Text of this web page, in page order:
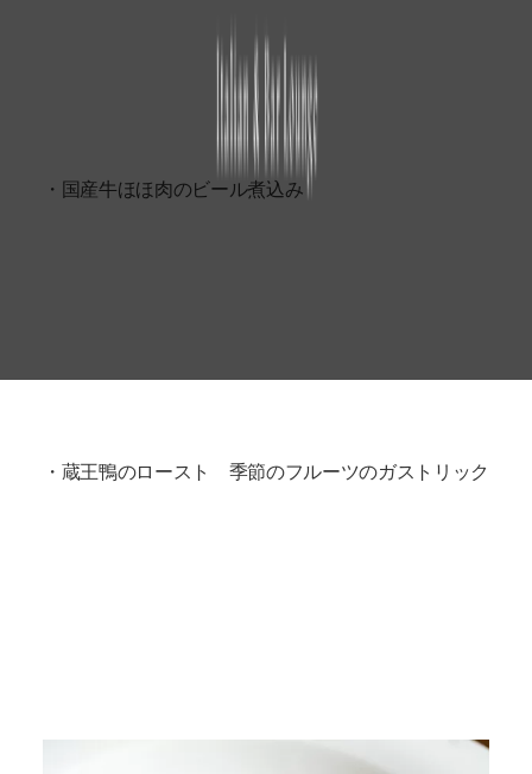
・国産牛ほほ肉のビール煮込み
・蔵王鴨のロースト 季節のフルーツのガストリック